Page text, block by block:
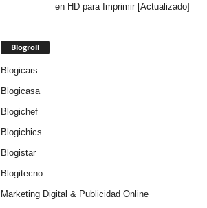
en HD para Imprimir [Actualizado]
Blogroll
Blogicars
Blogicasa
Blogichef
Blogichics
Blogistar
Blogitecno
Marketing Digital & Publicidad Online